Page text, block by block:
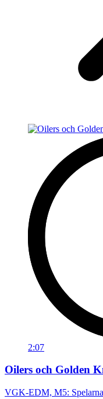
2:07
Oilers och Golden
VGK-EDM, M5: Spelarna